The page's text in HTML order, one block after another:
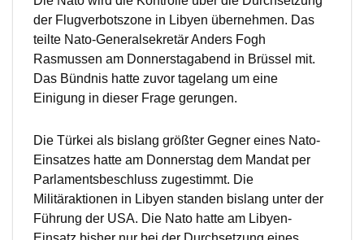
der Flugverbotszone in Libyen übernehmen. Das
teilte Nato-Generalsekretär Anders Fogh
Rasmussen am Donnerstagabend in Brüssel mit.
Das Bündnis hatte zuvor tagelang um eine
Einigung in dieser Frage gerungen.
Die Türkei als bislang größter Gegner eines Nato-
Einsatzes hatte am Donnerstag dem Mandat per
Parlamentsbeschluss zugestimmt. Die
Militäraktionen in Libyen standen bislang unter der
Führung der USA. Die Nato hatte am Libyen-